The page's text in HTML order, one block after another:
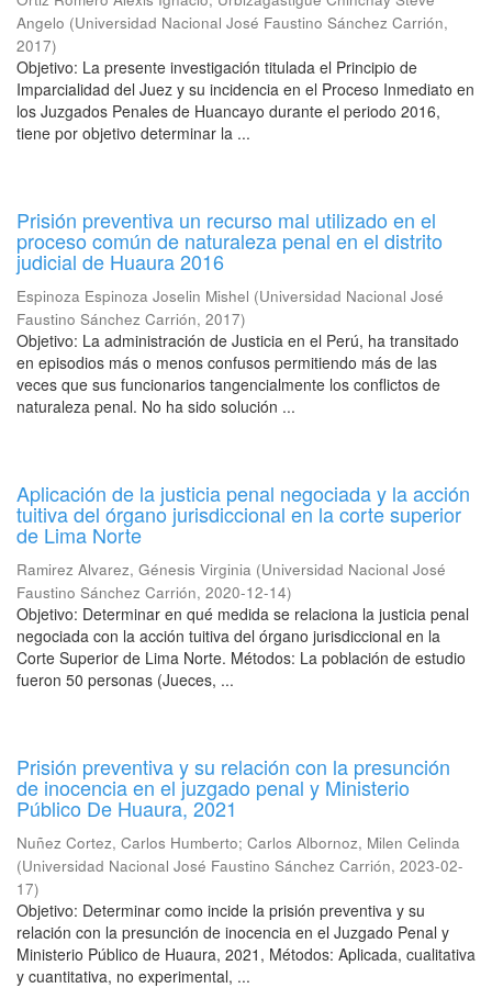
Angelo (Universidad Nacional José Faustino Sánchez Carrión,
2017)
Objetivo: La presente investigación titulada el Principio de
Imparcialidad del Juez y su incidencia en el Proceso Inmediato en
los Juzgados Penales de Huancayo durante el periodo 2016,
tiene por objetivo determinar la ...
Prisión preventiva un recurso mal utilizado en el
proceso común de naturaleza penal en el distrito
judicial de Huaura 2016
Espinoza Espinoza Joselin Mishel (Universidad Nacional José
Faustino Sánchez Carrión, 2017)
Objetivo: La administración de Justicia en el Perú, ha transitado
en episodios más o menos confusos permitiendo más de las
veces que sus funcionarios tangencialmente los conflictos de
naturaleza penal. No ha sido solución ...
Aplicación de la justicia penal negociada y la acción
tuitiva del órgano jurisdiccional en la corte superior
de Lima Norte
Ramirez Alvarez, Génesis Virginia (Universidad Nacional José
Faustino Sánchez Carrión, 2020-12-14)
Objetivo: Determinar en qué medida se relaciona la justicia penal
negociada con la acción tuitiva del órgano jurisdiccional en la
Corte Superior de Lima Norte. Métodos: La población de estudio
fueron 50 personas (Jueces, ...
Prisión preventiva y su relación con la presunción
de inocencia en el juzgado penal y Ministerio
Público De Huaura, 2021
Nuñez Cortez, Carlos Humberto; Carlos Albornoz, Milen Celinda
(Universidad Nacional José Faustino Sánchez Carrión, 2023-02-
17)
Objetivo: Determinar como incide la prisión preventiva y su
relación con la presunción de inocencia en el Juzgado Penal y
Ministerio Público de Huaura, 2021, Métodos: Aplicada, cualitativa
y cuantitativa, no experimental, ...